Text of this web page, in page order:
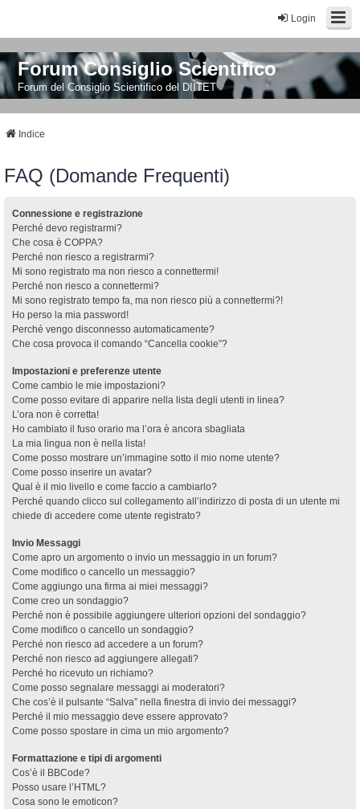
Login
Forum Consiglio Scientifico
Forum del Consiglio Scientifico del DIITET
Indice
FAQ (Domande Frequenti)
Connessione e registrazione
Perché devo registrarmi?
Che cosa è COPPA?
Perché non riesco a registrarmi?
Mi sono registrato ma non riesco a connettermi!
Perché non riesco a connettermi?
Mi sono registrato tempo fa, ma non riesco più a connettermi?!
Ho perso la mia password!
Perché vengo disconnesso automaticamente?
Che cosa provoca il comando “Cancella cookie”?
Impostazioni e preferenze utente
Come cambio le mie impostazioni?
Come posso evitare di apparire nella lista degli utenti in linea?
L’ora non è corretta!
Ho cambiato il fuso orario ma l’ora è ancora sbagliata
La mia lingua non è nella lista!
Come posso mostrare un’immagine sotto il mio nome utente?
Come posso inserire un avatar?
Qual è il mio livello e come faccio a cambiarlo?
Perché quando clicco sul collegamento all’indirizzo di posta di un utente mi
chiede di accedere come utente registrato?
Invio Messaggi
Come apro un argomento o invio un messaggio in un forum?
Come modifico o cancello un messaggio?
Come aggiungo una firma ai miei messaggi?
Come creo un sondaggio?
Perché non è possibile aggiungere ulteriori opzioni del sondaggio?
Come modifico o cancello un sondaggio?
Perché non riesco ad accedere a un forum?
Perché non riesco ad aggiungere allegati?
Perché ho ricevuto un richiamo?
Come posso segnalare messaggi ai moderatori?
Che cos’è il pulsante “Salva” nella finestra di invio dei messaggi?
Perché il mio messaggio deve essere approvato?
Come posso spostare in cima un mio argomento?
Formattazione e tipi di argomenti
Cos’è il BBCode?
Posso usare l’HTML?
Cosa sono le emoticon?